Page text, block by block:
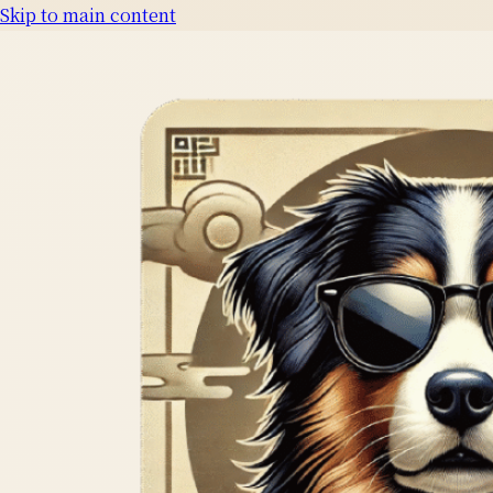
Skip to main content